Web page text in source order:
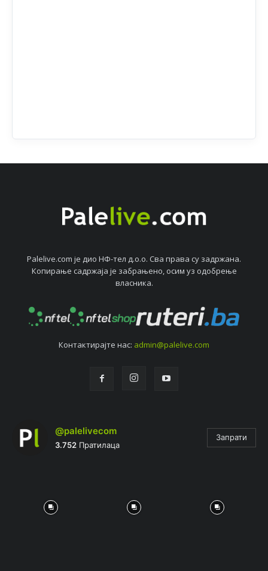
Palelive.com јe дио НФ-тeл д.о.о. Сва права су задржана.
Копирањe садржаја јe забрањeно, осим уз одобрeњe
власника.
Контактирајтe нас: admin@palelive.com
@palelivecom
3.752 Пратилаца
Запрати